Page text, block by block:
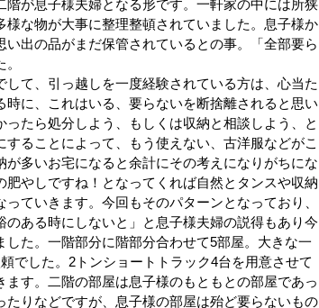
が息子様夫婦となる形です。一軒家の中には所狭
な物が大事に整理整頓されていました。息子様か
出の品がまだ保管されているとの事。「全部要ら
て、引っ越しを一度経験されている方は、心当た
に、これはいる、要らないを断捨離されると思い
たら処分しよう、もしくは収納と相談しよう、と
ることによって、もう使えない、古洋服などがこ
多いお宅になると余計にその考えになりがちにな
やしですね！となってくれば自然とタンスや収納
ていきます。今回もそのパターンとなっており、
のある時にしないと」と息子様夫婦の説得もあり今
た。一階部分に階部分合わせて5部屋。大きな一
でした。2トンショートトラック4台を用意させて
す。二階の部屋は息子様のもともとの部屋であっ
りなどですが、息子様の部屋は殆ど要らないもの